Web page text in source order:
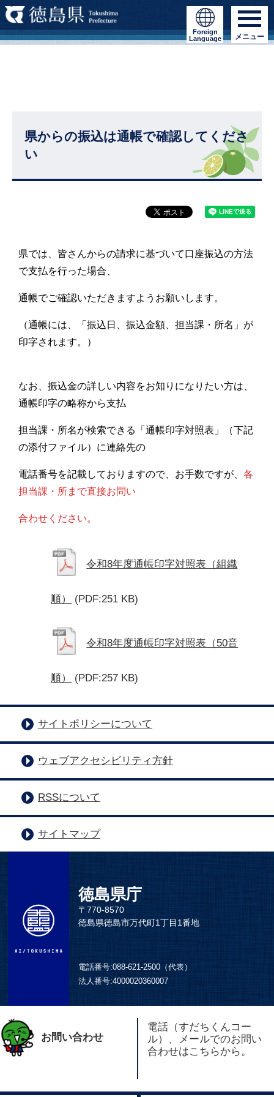
Foreign
Language
メニュー
県からの振込は通帳で確認してくださ
い
県では、皆さんからの請求に基づいて口座振込の方法
で支払を行った場合、
通帳でご確認いただきますようお願いします。
（通帳には、「振込日、振込金額、担当課・所名」が
印字されます。）
なお、振込金の詳しい内容をお知りになりたい方は、
通帳印字の略称から支払
担当課・所名が検索できる「通帳印字対照表」（下記
の添付ファイル）に連絡先の
電話番号を記載しておりますので、お手数ですが、 各
担当課・所まで直接お問い
合わせください。
令和8年度通帳印字対照表（組織
順） (PDF:251 KB)
令和8年度通帳印字対照表（50音
順） (PDF:257 KB)
サイトポリシーについて
ウェブアクセシビリティ方針
RSSについて
サイトマップ
徳島県庁
〒770-8570
徳島県徳島市万代町1丁目1番地
電話番号:088-621-2500（代表）
法人番号:4000020360007
お問い合わせ
電話（すだちくんコー
ル）、メールでのお問い
合わせはこちらから。